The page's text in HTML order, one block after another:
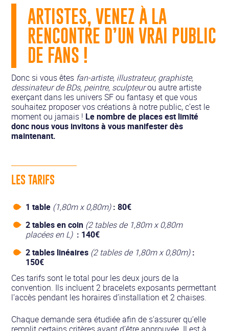
ARTISTES, VENEZ À LA
RENCONTRE D’UN VRAI PUBLIC
DE FANS !
Donc si vous êtes fan-artiste, illustrateur, graphiste,
dessinateur de BDs, peintre, sculpteurou autre artiste
exerçant dans les univers SF ou fantasy et que vous
souhaitez proposer vos créations à notre public, c’est le
moment ou jamais ! Le nombre de places est limité
donc nous vous invitons à vous manifester dès
maintenant.
LES TARIFS
1 table (1,80m x 0,80m): 80€
2 tables en coin (2 tables de 1,80m x 0,80m
placées en L) : 140€
2 tables linéaires (2 tables de 1,80m x 0,80m):
150€
Ces tarifs sont le total pour les deux jours de la
convention. Ils incluent 2 bracelets exposants permettant
l’accès pendant les horaires d’installation et 2 chaises.
Chaque demande sera étudiée afin de s’assurer qu’elle